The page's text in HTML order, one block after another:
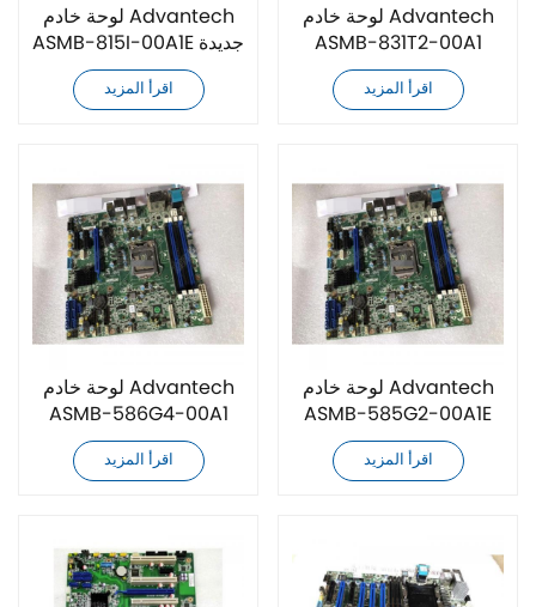
لوحة خادم Advantech
ASMB-815I-00A1E جديدة
كليًا
اقرأ المزيد
لوحة خادم Advantech
ASMB-831T2-00A1
جديدة كليًا
اقرأ المزيد
لوحة خادم Advantech
ASMB-586G4-00A1
جديدة كليًا
اقرأ المزيد
لوحة خادم Advantech
ASMB-585G2-00A1E
جديدة كليًا
اقرأ المزيد